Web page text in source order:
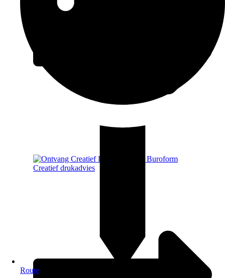
Route
Creatief drukadvies